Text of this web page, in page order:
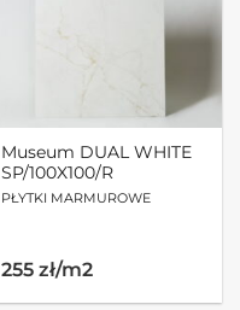
Museum DUAL WHITE
SP/100X100/R
PŁYTKI MARMUROWE
255 zł/m2